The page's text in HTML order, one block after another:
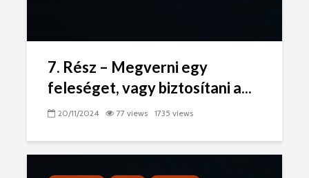
7. Rész – Megverni egy
feleséget, vagy biztosítani a...
20/11/2024 77 views 1735 views